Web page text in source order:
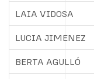
LAIA VIDOSA
LUCIA JIMENEZ
BERTA AGULLÓ